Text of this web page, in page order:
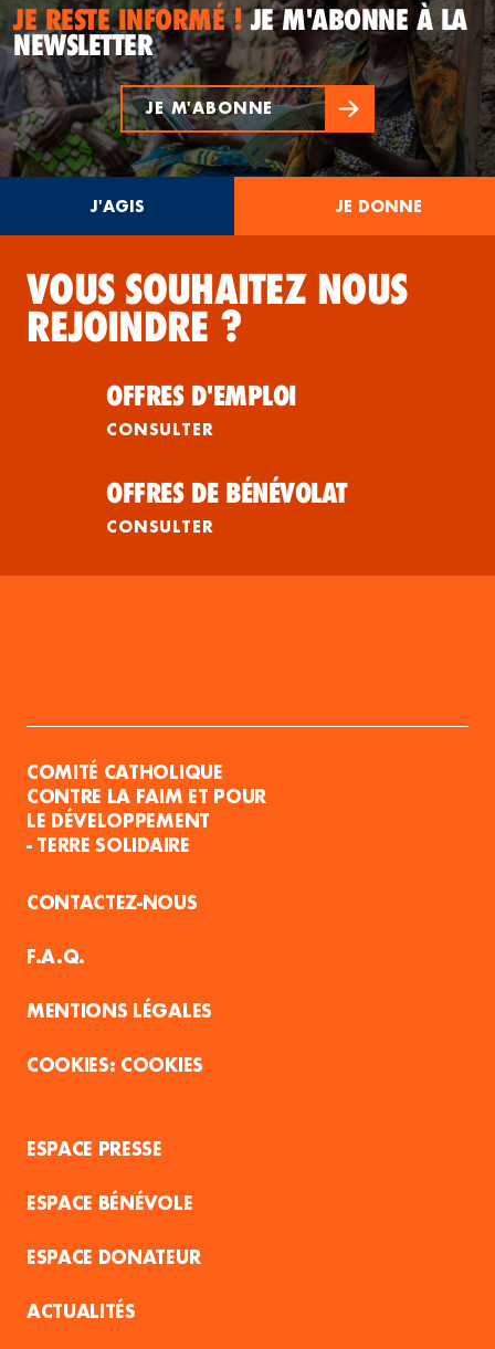
JE RESTE INFORMÉ !JE M'ABONNE À LA
NEWSLETTER
JE M'ABONNE
J'AGIS JE DONNE
VOUS SOUHAITEZ NOUS
REJOINDRE ?
OFFRES D'EMPLOI
CONSULTER
OFFRES DE BÉNÉVOLAT
CONSULTER
COMITÉ CATHOLIQUE
CONTRE LA FAIM ET POUR
LE DÉVELOPPEMENT
- TERRE SOLIDAIRE
CONTACTEZ-NOUS
F.A.Q.
MENTIONS LÉGALES
COOKIES
ESPACE PRESSE
ESPACE BÉNÉVOLE
ESPACE DONATEUR
ACTUALITÉS